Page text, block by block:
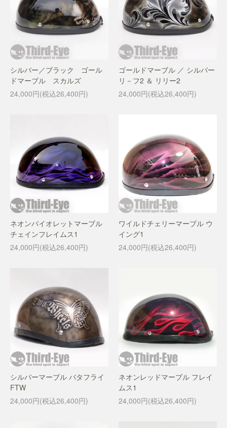
シルバー／ブラック ゴール
ドマーブル スカルズ
24,000円(税込26,400円)
ゴールドマーブル ／ シルバー
リ－フ2 ＆ リリー2
24,000円(税込26,400円)
ネオンバイオレットマーブル
チェインフレイムス1
24,000円(税込26,400円)
ワイルドチェリーマーブル ウ
イング1
24,000円(税込26,400円)
シルバーマーブル バタフライ
FTW
24,000円(税込26,400円)
ネオンレッドマーブル フレイ
ムス1
24,000円(税込26,400円)